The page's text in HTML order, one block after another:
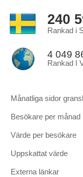
240
Rankad i
4 049
Rankad I
Månatliga sidor
Besökare per månad
Värde per besökare
Uppskattat värde
Externa länkar